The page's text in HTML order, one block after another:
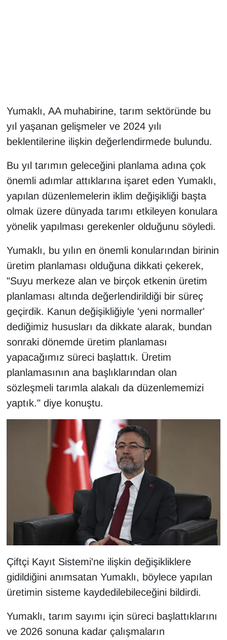
Yumaklı, AA muhabirine, tarım sektöründe bu
yıl yaşanan gelişmeler ve 2024 yılı
beklentilerine ilişkin değerlendirmede bulundu.
Bu yıl tarımın geleceğini planlama adına çok
önemli adımlar attıklarına işaret eden Yumaklı,
yapılan düzenlemelerin iklim değişikliği başta
olmak üzere dünyada tarımı etkileyen konulara
yönelik yapılması gerekenler olduğunu söyledi.
Yumaklı, bu yılın en önemli konularından birinin
üretim planlaması olduğuna dikkati çekerek,
"Suyu merkeze alan ve birçok etkenin üretim
planlaması altında değerlendirildiği bir süreç
geçirdik. Kanun değişikliğiyle 'yeni normaller'
dediğimiz hususları da dikkate alarak, bundan
sonraki dönemde üretim planlaması
yapacağımız süreci başlattık. Üretim
planlamasının ana başlıklarından olan
sözleşmeli tarımla alakalı da düzenlememizi
yaptık." diye konuştu.
Çiftçi Kayıt Sistemi'ne ilişkin değişikliklere
gidildiğini anımsatan Yumaklı, böylece yapılan
üretimin sisteme kaydedilebileceğini bildirdi.
Yumaklı, tarım sayımı için süreci başlattıklarını
ve 2026 sonuna kadar çalışmaların
Kim Kimdir?
KURDÎ
MEDYA
ONE EKONOMİ
POLİTİKA
Resmi İlanlar
RÖPORTAJ
SAĞLIK
Seri İlan
Sinema - TV
SPOR
TEBRİK
TEKNOLOJİ
VAN'DA SPOR
Vasıta
YAŞAM